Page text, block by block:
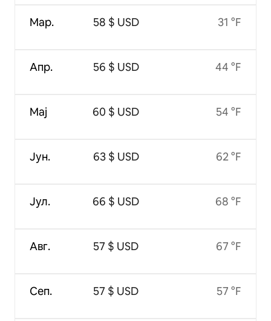
Мар.
Апр.
Мај
Јун.
Јул.
Авг.
Сеп.
58 $ USD
56 $ USD
60 $ USD
63 $ USD
66 $ USD
57 $ USD
57 $ USD
31 °F
44 °F
54 °F
62 °F
68 °F
67 °F
57 °F